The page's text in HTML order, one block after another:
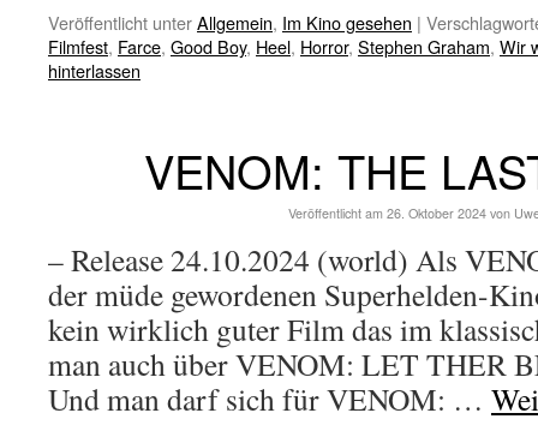
Veröffentlicht unterAllgemein, Im Kino gesehen |
Filmfest, Farce, Good Boy, Heel, Horror, Stephen Graham, Wir
hinterlassen
VENOM: THE
Veröffentlicht am 26. Oktober 2024 von
– Release 24.10.2024 (world) Als
der müde gewordenen Superhelden-
kein wirklich guter Film das im
man auch über VENOM: LET THER
Und man darf sich für VENOM: …